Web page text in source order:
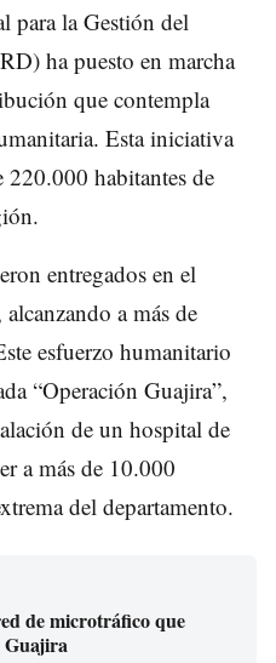
para la Gestión del
ha puesto en marcha
que contempla
Esta iniciativa
220.000 habitantes de
entregados en el
a más de
esfuerzo humanitario
“Operación Guajira”,
de un hospital de
a más de 10.000
del departamento.
de microtráfico que
Guajira